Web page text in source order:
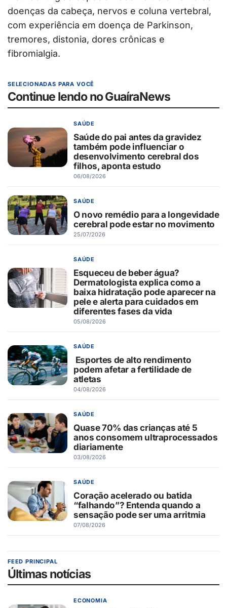
doenças da cabeça, nervos e coluna vertebral,
com experiência em doença de Parkinson,
tremores, distonia, dores crônicas e
fibromialgia.
SELECIONADAS PARA VOCÊ
Continue lendo no GuaíraNews
SAÚDE
Saúde do pai antes da gravidez
também pode influenciar o
desenvolvimento cerebral dos
filhos, aponta estudo
06/08/2026
SAÚDE
O novo remédio para a longevidade
cerebral pode estar no movimento
25/07/2026
SAÚDE
Esqueceu de beber água?
Dermatologista explica como a
baixa hidratação pode aparecer na
pele e alerta para cuidados em
diferentes fases da vida
05/08/2026
SAÚDE
Esportes de alto rendimento
podem afetar a fertilidade de
atletas
04/08/2026
SAÚDE
Quase 70% das crianças até 5
anos consomem ultraprocessados
diariamente
03/08/2026
SAÚDE
Coração acelerado ou batida
“falhando”? Entenda quando a
sensação pode ser uma arritmia
07/08/2026
FEED PRINCIPAL
Últimas notícias
ECONOMIA